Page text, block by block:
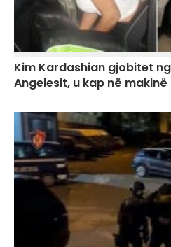
Kim Kardashian gjobitet
Angelesit, u kap në makinë